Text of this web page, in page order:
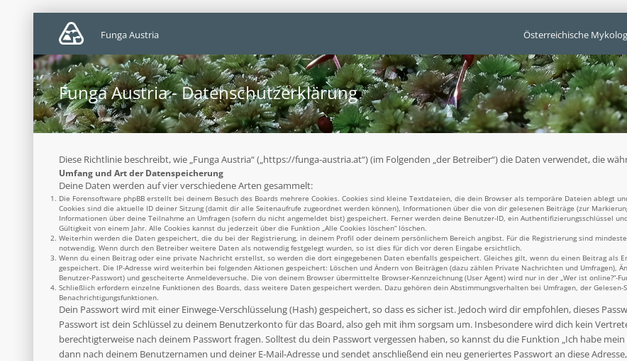
Österreichische
Funga Austria
Funga Austria - Datenschutzerklärung
Diese Richtlinie beschreibt, wie „Funga Austria“ („https://funga-austria.at“) (im Folgenden „der Betreiber“) die Daten verwendet, die
Umfang und Art der Datenspeicherung
Deine Daten werden auf vier verschiedene Arten gesammelt:
Die Forensoftware phpBB erstellt bei deinem Besuch des Boards mehrere Cookies. Cookies sind kleine Textdateien, die dein Browser als temporäre Dateien ablegt
Cookies sind die aktuelle ID deiner Sitzung (damit dir alle Seitenaufrufe zugeordnet werden können), Informationen über die von dir gelesenen Beiträge (zur
Informationen über deine Teilnahme an Umfragen (sofern du nicht angemeldet bist) gespeichert. Ferner werden deine Benutzer-ID, ein Authentifizierungsschlüssel
Gültigkeit von einem Jahr. Alle Cookies kannst du jederzeit über die Funktion „Alle Cookies löschen“ löschen.
Weiterhin werden die Daten gespeichert, die du bei der Registrierung, in deinem Profil oder deinem persönlichem Bereich angibst. Für die Registrierung sind
notwendig. Wenn durch den Betreiber weitere Daten als notwendig festgelegt wurden, so ist dies für dich vor deren Eingabe ersichtlich.
Wenn du einen Beitrag oder eine private Nachricht erstellst, so werden die dort eingegebenen Daten ebenfalls gespeichert. Gleiches gilt, wenn du einen Beitrag als
gespeichert. Die IP-Adresse wird weiterhin bei folgenden Aktionen gespeichert: Löschen und Ändern von Beiträgen (dazu zählen Private Nachrichten und Umfragen),
Benutzer-Passwort) und gescheiterte Anmeldeversuche. Die von deinem Browser übermittelte Browser-Kennzeichnung (User Agent) wird nur in der „Wer ist online?“-
Schließlich erfordern einzelne Funktionen des Boards, dass weitere Daten gespeichert werden. Dazu gehören dein Abstimmungsverhalten bei Umfragen, der
Benachrichtigungsfunktionen.
Dein Passwort wird mit einer Einwege-Verschlüsselung (Hash) gespeichert, so dass es sicher ist. Jedoch wird dir empfohlen, dieses
Passwort ist dein Schlüssel zu deinem Benutzerkonto für das Board, also geh mit ihm sorgsam um. Insbesondere wird dich kein
berechtigterweise nach deinem Passwort fragen. Solltest du dein Passwort vergessen haben, so kannst du die Funktion „Ich habe
dann nach deinem Benutzernamen und deiner E-Mail-Adresse und sendet anschließend ein neu generiertes Passwort an diese